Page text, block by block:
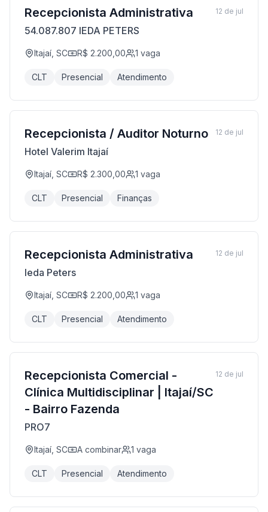
Recepcionista Administrativa
54.087.807 IEDA PETERS
Itajaí, SC R$ 2.200,00 1 vaga
CLT Presencial Atendimento
12 de jul
Recepcionista / Auditor Noturno
Hotel Valerim Itajaí
Itajaí, SC R$ 2.300,00 1 vaga
CLT Presencial Finanças
12 de jul
Recepcionista Administrativa
Ieda Peters
Itajaí, SC R$ 2.200,00 1 vaga
CLT Presencial Atendimento
12 de jul
Recepcionista Comercial -
Clínica Multidisciplinar | Itajaí/SC
- Bairro Fazenda
PRO7
Itajaí, SC A combinar 1 vaga
CLT Presencial Atendimento
12 de jul